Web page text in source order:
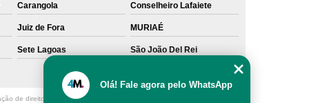
Carangola Conselheiro Lafaiete
Juiz de Fora MURIAÉ
Sete Lagoas São João Del Rei
de direito autoral – artigo 184 do Código Penal –
Olá! Fale agora pelo WhatsApp